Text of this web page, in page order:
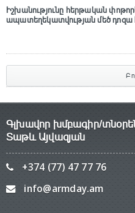
Իշխանությունը հերթական
ապատեղեկատվության մեծ դnզա
Գլխավոր խմբագիր/
Տաթև Այվազյան
+374 (77) 47 77 76
info@armday.am